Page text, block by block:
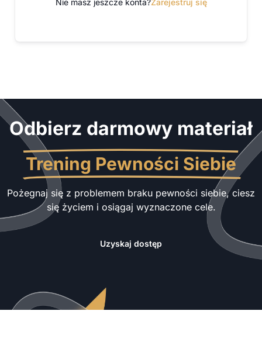
Nie masz jeszcze konta?Zarejestruj się
Odbierz darmowy materiał
Trening Pewności Siebie
Pożegnaj się z problemem braku pewności siebie, ciesz
się życiem i osiągaj wyznaczone cele.
Uzyskaj dostęp